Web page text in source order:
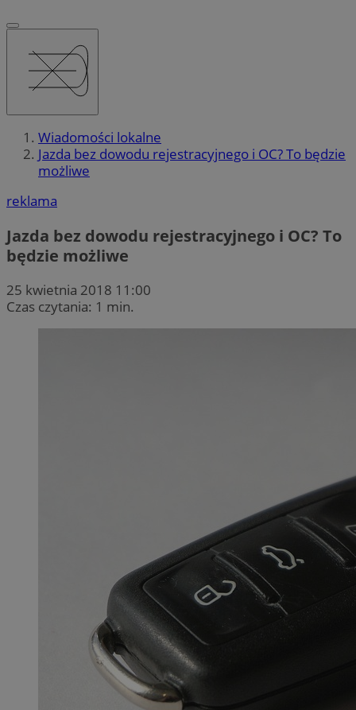
Wiadomości lokalne
Jazda bez dowodu rejestracyjnego i OC? To będzie
możliwe
reklama
Jazda bez dowodu rejestracyjnego i OC? To
będzie możliwe
25 kwietnia 2018 11:00
Czas czytania: 1 min.